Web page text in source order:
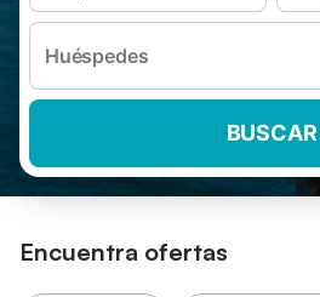
Huéspedes
BUSCAR
Encuentra ofertas